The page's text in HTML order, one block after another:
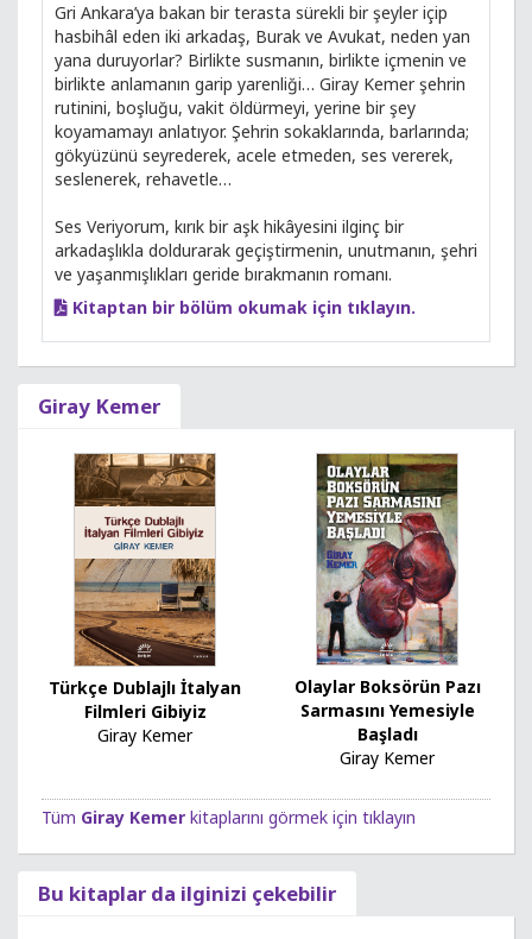
Gri Ankara’ya bakan bir terasta sürekli bir şeyler içip
hasbihâl eden iki arkadaş, Burak ve Avukat, neden yan
yana duruyorlar? Birlikte susmanın, birlikte içmenin ve
birlikte anlamanın garip yarenliği… Giray Kemer şehrin
rutinini, boşluğu, vakit öldürmeyi, yerine bir şey
koyamamayı anlatıyor. Şehrin sokaklarında, barlarında;
gökyüzünü seyrederek, acele etmeden, ses vererek,
seslenerek, rehavetle…
Ses Veriyorum, kırık bir aşk hikâyesini ilginç bir
arkadaşlıkla doldurarak geçiştirmenin, unutmanın, şehri
ve yaşanmışlıkları geride bırakmanın romanı.
Kitaptan bir bölüm okumak için tıklayın.
Giray Kemer
Türkçe Dublajlı İtalyan
Filmleri Gibiyiz
Giray Kemer
Olaylar Boksörün Pazı
Sarmasını Yemesiyle
Başladı
Giray Kemer
Tüm Giray Kemer kitaplarını görmek için tıklayın
Bu kitaplar da ilginizi çekebilir